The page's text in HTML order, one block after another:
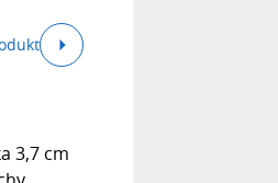
3,7 cm